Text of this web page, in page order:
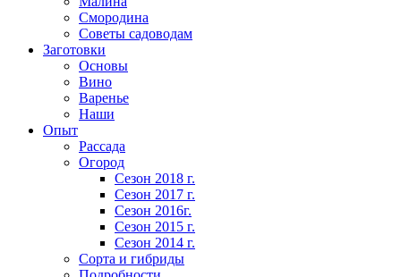
Смородина
Советы садоводам
Заготовки
Основы
Вино
Варенье
Наши
Опыт
Рассада
Огород
Сезон 2018 г.
Сезон 2017 г.
Сезон 2016г.
Сезон 2015 г.
Сезон 2014 г.
Сорта и гибриды